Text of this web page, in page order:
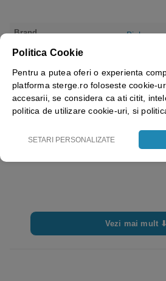
Brand Bisbags
Vezi mai mult ⬇
Politica Cookie
Pentru a putea oferi o experienta
platforma sterge.ro foloseste cookie-
accesarii, se considera ca ati citit,
politica de utilizare cookie-uri, si
SETARI PERSONALIZATE